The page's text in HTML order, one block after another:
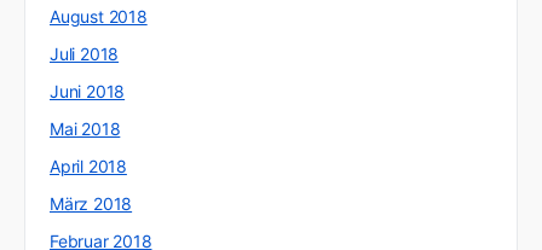
August 2018
Juli 2018
Juni 2018
Mai 2018
April 2018
März 2018
Februar 2018